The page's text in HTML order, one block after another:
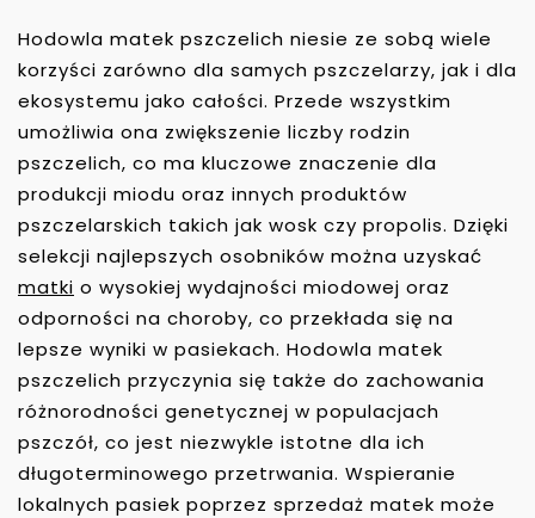
Hodowla matek pszczelich niesie ze sobą wiele
korzyści zarówno dla samych pszczelarzy, jak i dla
ekosystemu jako całości. Przede wszystkim
umożliwia ona zwiększenie liczby rodzin
pszczelich, co ma kluczowe znaczenie dla
produkcji miodu oraz innych produktów
pszczelarskich takich jak wosk czy propolis. Dzięki
selekcji najlepszych osobników można uzyskać
matki o wysokiej wydajności miodowej oraz
odporności na choroby, co przekłada się na
lepsze wyniki w pasiekach. Hodowla matek
pszczelich przyczynia się także do zachowania
różnorodności genetycznej w populacjach
pszczół, co jest niezwykle istotne dla ich
długoterminowego przetrwania. Wspieranie
lokalnych pasiek poprzez sprzedaż matek może